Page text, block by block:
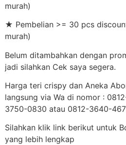
murah)
★ Pembelian >= 30 pcs
murah)
Belum ditambahkan dengan
jadi silahkan Cek saya segera.
Harga teri crispy dan Aneka
langsung via Wa di nomor :
3750-0830 atau 0812-3640-
Silahkan klik link berikut untuk
yang lebih lengkap